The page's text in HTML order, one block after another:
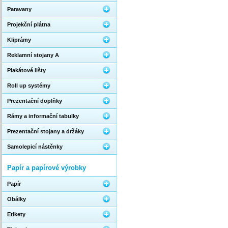
Paravany
Projekční plátna
Kliprámy
Reklamní stojany A
Plakátové lišty
Roll up systémy
Prezentační doplňky
Rámy a informační tabulky
Prezentační stojany a držáky
Samolepicí nástěnky
Papír a papírové výrobky
Papír
Obálky
Etikety